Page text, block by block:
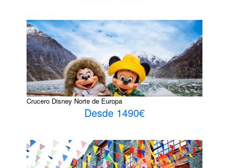
Crucero Disney Norte de Europa
Desde 1490€